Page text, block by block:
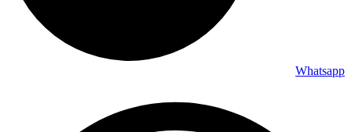
Whatsapp